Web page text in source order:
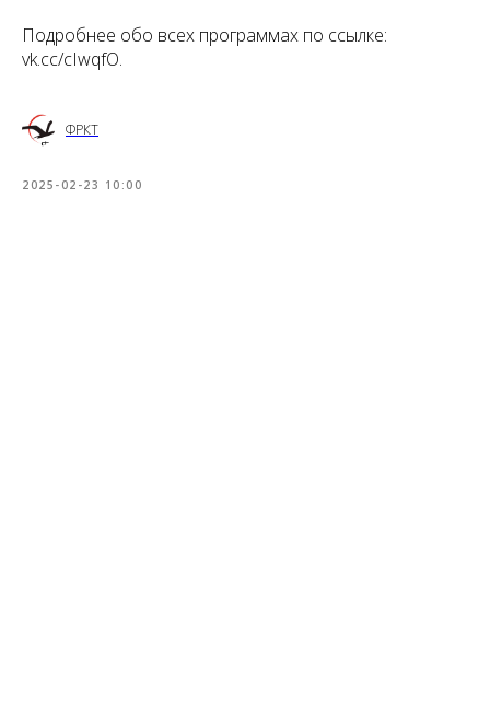
Подробнее обо всех программах по ссылке:
vk.cc/cIwqfO.
ФРКТ
2025-02-23 10:00